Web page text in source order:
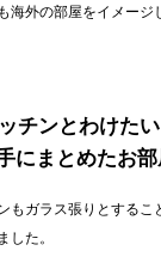
海外の部屋をイメージ
チンとわけた
にまとめたお
もガラス張りとするこ
した。